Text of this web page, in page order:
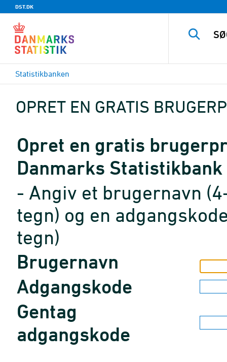
DST.DK
Statistikbanken
OPRET EN GRATIS
Opret en gratis
Danmarks Statistikbank
- Angiv et brugernavn
tegn) og en
tegn)
Brugernavn
Adgangskode
Gentag
adgangskode